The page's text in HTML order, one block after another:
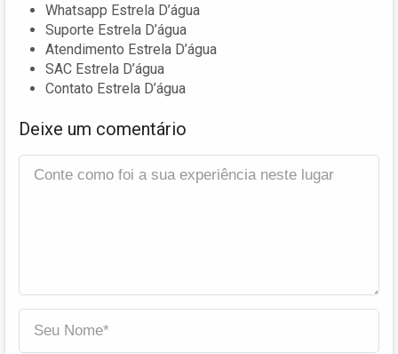
Whatsapp Estrela D’água
Suporte Estrela D’água
Atendimento Estrela D’água
SAC Estrela D’água
Contato Estrela D’água
Deixe um comentário